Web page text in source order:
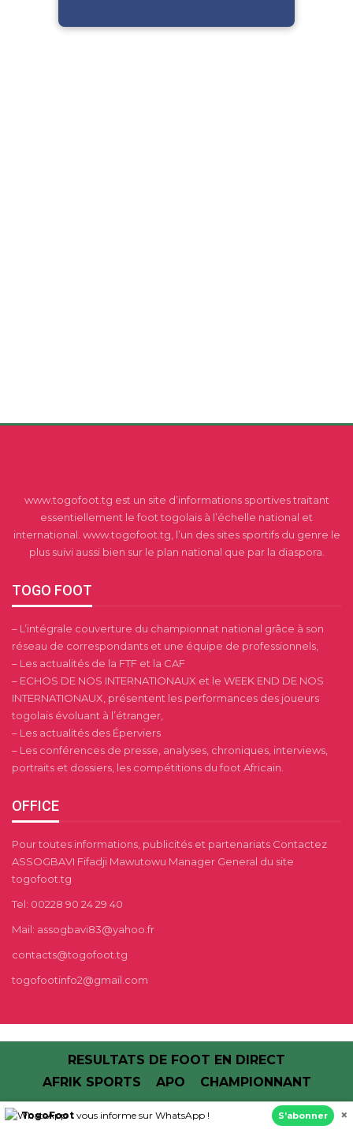
www.togofoot.tg est un site d’informations sportives traitant
essentiellement le foot togolais à l’échelle national et
international. www.togofoot.tg, l’un des sites sportifs du genre le
plus suivi aussi bien sur le plan national que par la diaspora.
TOGO FOOT
– L’intégrale couverture du championnat national grâce à son
réseau de correspondants et une équipe de professionnels,
– Les actualités de la FTF et la CAF
– ECHOS DE NOS INTERNATIONAUX et le WEEK END DE NOS
INTERNATIONAUX, présentent les performances des joueurs
togolais évoluant à l’étranger,
– Les actualités des Éperviers
– Les conférences de presse, analyses, chroniques, interviews,
portraits et dossiers, les compétitions du foot Africain.
OFFICE
Pour toutes informations, publicités et partenariats Contactez
ASSOGBAVI Fifadji Mawutowu Manager General du site
togofoot.tg
Tel: 00228 90 24 29 40
Mail: assogbavi83@yahoo.fr
contacts@togofoot.tg
togofootinfo2@gmail.com
RESULTATS DE FOOT EN DIRECT
AFRIK SPORTS
APO CHAMPIONNANT
© 2013 - 2026 - TOGO FOOT | Football au Togo.Tous Droits Réservés
TogoFoot vous informe sur WhatsApp ! S’abonner ×